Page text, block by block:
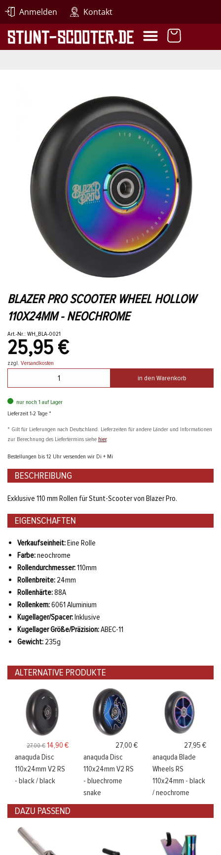
Anmelden Kontakt
BLAZER PRO SCOOTER WHEEL HOLLOW
110X24MM - NEOCHROME
Art.-Nr.: WH_BLA-0021
25,95 €
zzgl. Versandkosten
in den Warenkorb
nur noch 1 auf Lager
Lieferzeit 1-2 Tage *
* Gilt für Lieferungen nach Deutschland. Lieferzeiten für andere Länder und Informationen
zur Berechnung des Liefertermins siehe hier.
Bestellungen bis 12 Uhr versenden wir Di + Mi
BESCHREIBUNG
Exklusive 110 mm Rollen für Stunt-Scooter von Blazer Pro.
EIGENSCHAFTEN
Verkaufseinheit:Eine Rolle
Farbe:neochrome
Rollendurchmesser:110mm
Rollenbreite: 24mm
Rollenhärte:88A
Rollenkern:6061 Aluminium
Kugellager/Spacer:Inklusive
Kugellager Größe/Präzision:ABEC-11
Gewicht: 235g
ALTERNATIVE PRODUKTE
27,00 €14,90 €
anaquda Disc
110x24mm V2 RS
- black / black
27,00 €
anaquda Disc
110x24mm V2 RS
- bluechrome
snake
27,95 €
anaquda Blade
Wheels RS
110x24mm - black
/ neochrome
DAZU PASSEND